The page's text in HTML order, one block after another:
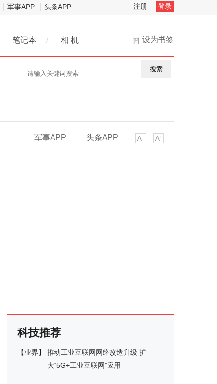
军事APP 头条APP 注册 登录
设为书签
笔记本 / 相 机
搜索
军事APP 头条APP
科技推荐
【业界】
推动工业互联网网络改造升级 扩
大“5G+工业互联网”应用